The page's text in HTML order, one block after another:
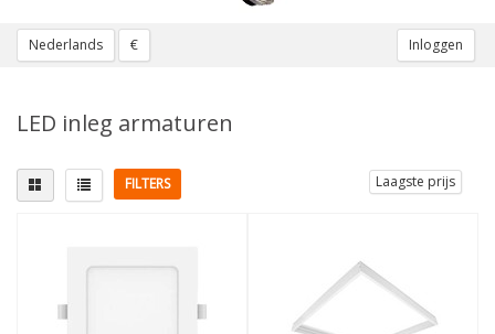
Nederlands € Inloggen
LED inleg armaturen
FILTERS Laagste prijs
4000K Koelwit
6500K Daglicht
Lengte